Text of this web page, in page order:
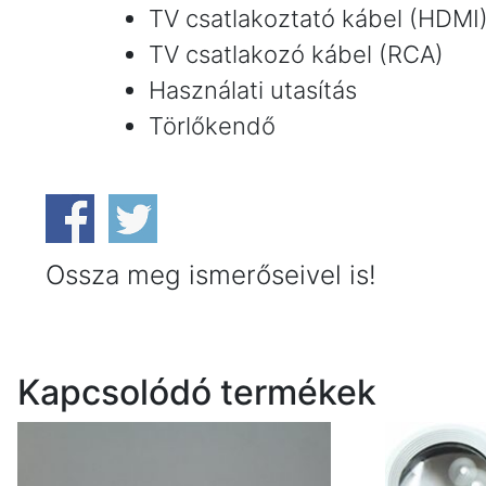
TV csatlakoztató kábel
TV csatlakozó kábel (RCA)
Használati utasítás
Törlőkendő
Ossza meg ismerőseivel is!
Kapcsolódó termékek